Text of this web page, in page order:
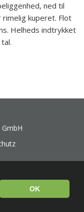
ned til
rimelig kuperet. Flot
Helheds indtrykket
OK